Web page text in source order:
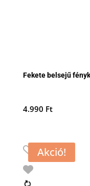
Fekete belsejű
4.990 Ft
Akció!